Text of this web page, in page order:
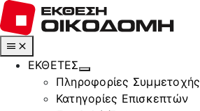
Μετάβαση
στο
περιεχόμενο
Toggle
Navigation
ΕΚΘΕΤΕΣ
Πληροφορίες Συμμετοχής
Κατηγορίες Επισκεπτών